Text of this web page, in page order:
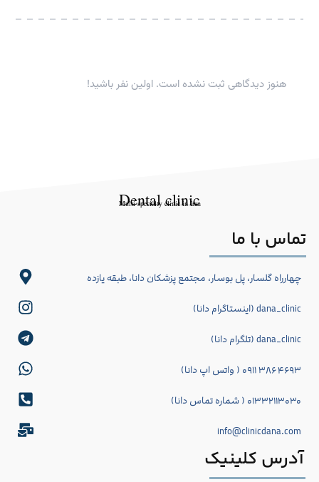
هنوز دیدگاهی ثبت نشده است. اولین نفر باشید!
Dental clinic
Multi-specialty clinic in Iran
تماس با ما
چهارراه گلسار، پل بوسار، مجتمع پزشکان دانا، طبقه یازده
dana_clinic (اینستاگرام دانا)
dana_clinic (تلگرام دانا)
۴۶۹۳ ۳۸۶ ۰۹۱۱ ( واتس اپ دانا)
۰۱۳۳۲۱۱۳۰۳۰ ( شماره تماس دانا)
info@clinicdana.com
آدرس کلینیک